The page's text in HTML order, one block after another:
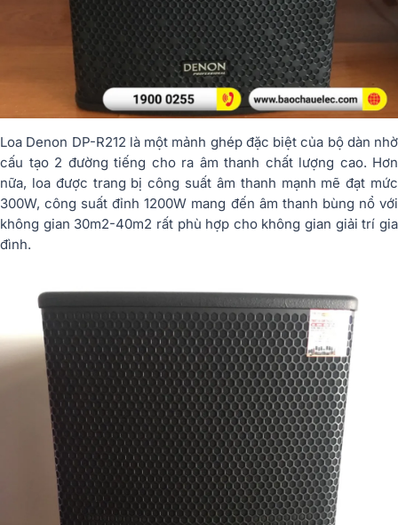
Loa Denon DP-R212 là một mảnh ghép đặc biệt của bộ dàn nhờ
cấu tạo 2 đường tiếng cho ra âm thanh chất lượng cao. Hơn
nữa, loa được trang bị công suất âm thanh mạnh mẽ đạt mức
300W, công suất đỉnh 1200W mang đến âm thanh bùng nổ với
không gian 30m2-40m2 rất phù hợp cho không gian giải trí gia
đình.